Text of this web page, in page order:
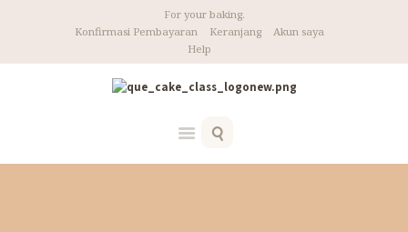
For your baking.
Konfirmasi Pembayaran
Keranjang
Akun saya
Help